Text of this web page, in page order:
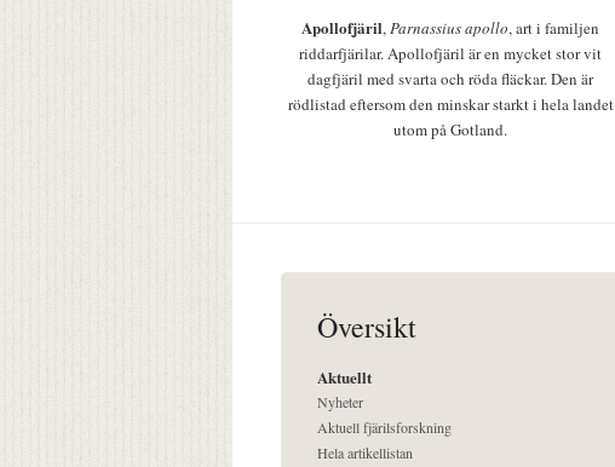
Apollofjäril,Parnassius apollo, art i familjen
riddarfjärilar. Apollofjäril är en mycket stor vit
dagfjäril med svarta och röda fläckar. Den är
rödlistad eftersom den minskar starkt i hela landet
utom på Gotland.
Översikt
Aktuellt
Nyheter
Aktuell fjärilsforskning
Hela artikellistan